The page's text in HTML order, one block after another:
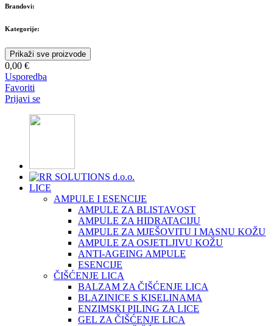
Brandovi:
Kategorije:
Prikaži sve proizvode
0,00 €
Usporedba
Favoriti
Prijavi se
LICE
AMPULE I ESENCIJE
AMPULE ZA BLISTAVOST
AMPULE ZA HIDRATACIJU
AMPULE ZA MJEŠOVITU I MASNU KOŽU
AMPULE ZA OSJETLJIVU KOŽU
ANTI-AGEING AMPULE
ESENCIJE
ČIŠĆENJE LICA
BALZAM ZA ČIŠĆENJE LICA
BLAZINICE S KISELINAMA
ENZIMSKI PILING ZA LICE
GEL ZA ČIŠĆENJE LICA